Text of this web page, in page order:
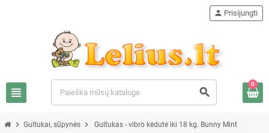
view_headline search
person Prisijungti
0
chevron_right Gultukai, sūpynės chevron_right Gultukas - vibro kėdutė iki 18 kg. Bunny Mint